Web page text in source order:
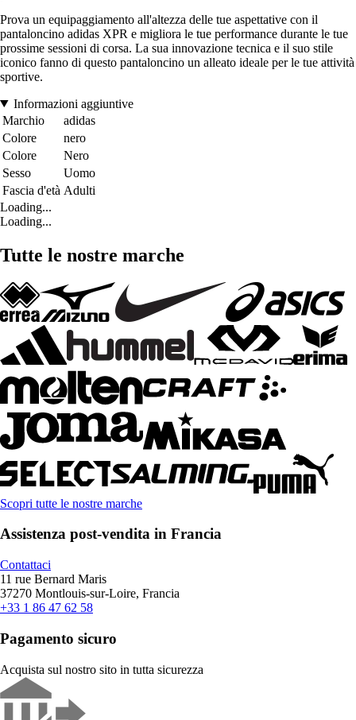
Prova un equipaggiamento all'altezza delle tue aspettative con il
pantaloncino adidas XPR e migliora le tue performance durante le tue
prossime sessioni di corsa. La sua innovazione tecnica e il suo stile
iconico fanno di questo pantaloncino un alleato ideale per le tue attività
sportive.
Informazioni aggiuntive
Marchio
adidas
Colore
nero
Colore
Nero
Sesso
Uomo
Fascia d'età Adulti
Loading...
Loading...
Tutte le nostre marche
Scopri tutte le nostre marche
Assistenza post-vendita in Francia
Contattaci
11 rue Bernard Maris
37270 Montlouis-sur-Loire, Francia
+33 1 86 47 62 58
Pagamento sicuro
Acquista sul nostro sito in tutta sicurezza